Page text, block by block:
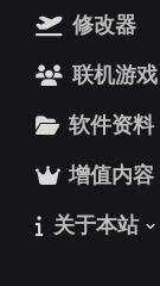
修改器
联机游戏
软件资料
增值内容
关于本站
修改器
联机游戏
软件资料
增值内容
关于本站